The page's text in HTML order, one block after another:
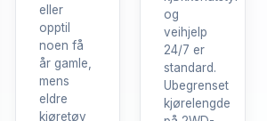
eller
opptil
noen få
år gamle,
mens
eldre
kjøretøy
og
veihjelp
24/7 er
standard.
Ubegrenset
kjørelengde